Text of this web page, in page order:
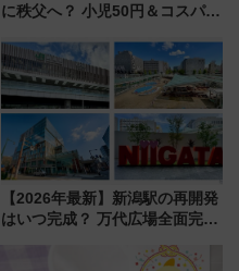
に秩父へ？ 小児50円＆コスパ最
族旅行！ 深夜の正丸トンネル探
検や特急ラビューも
【2026年最新】新潟駅の再開発
はいつ完成？ 万代広場全面完成
開発、バスタ新潟構想まで徹底